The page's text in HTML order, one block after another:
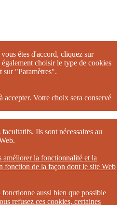
êtes d'accord, cliquez sur
choisir le type de cookies
sur "Paramètres".
accepter. Votre choix sera conservé
Ils sont nécessaires au
améliorer la fonctionnalité et la
fonction de la façon dont le site Web
aussi bien que possible
refusez ces cookies, certaines